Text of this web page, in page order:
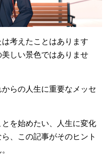
考えたことはあります
しい景色ではありませ
らの人生に重要なメッセ
を始めたい、人生に変化
、この記事がそのヒント